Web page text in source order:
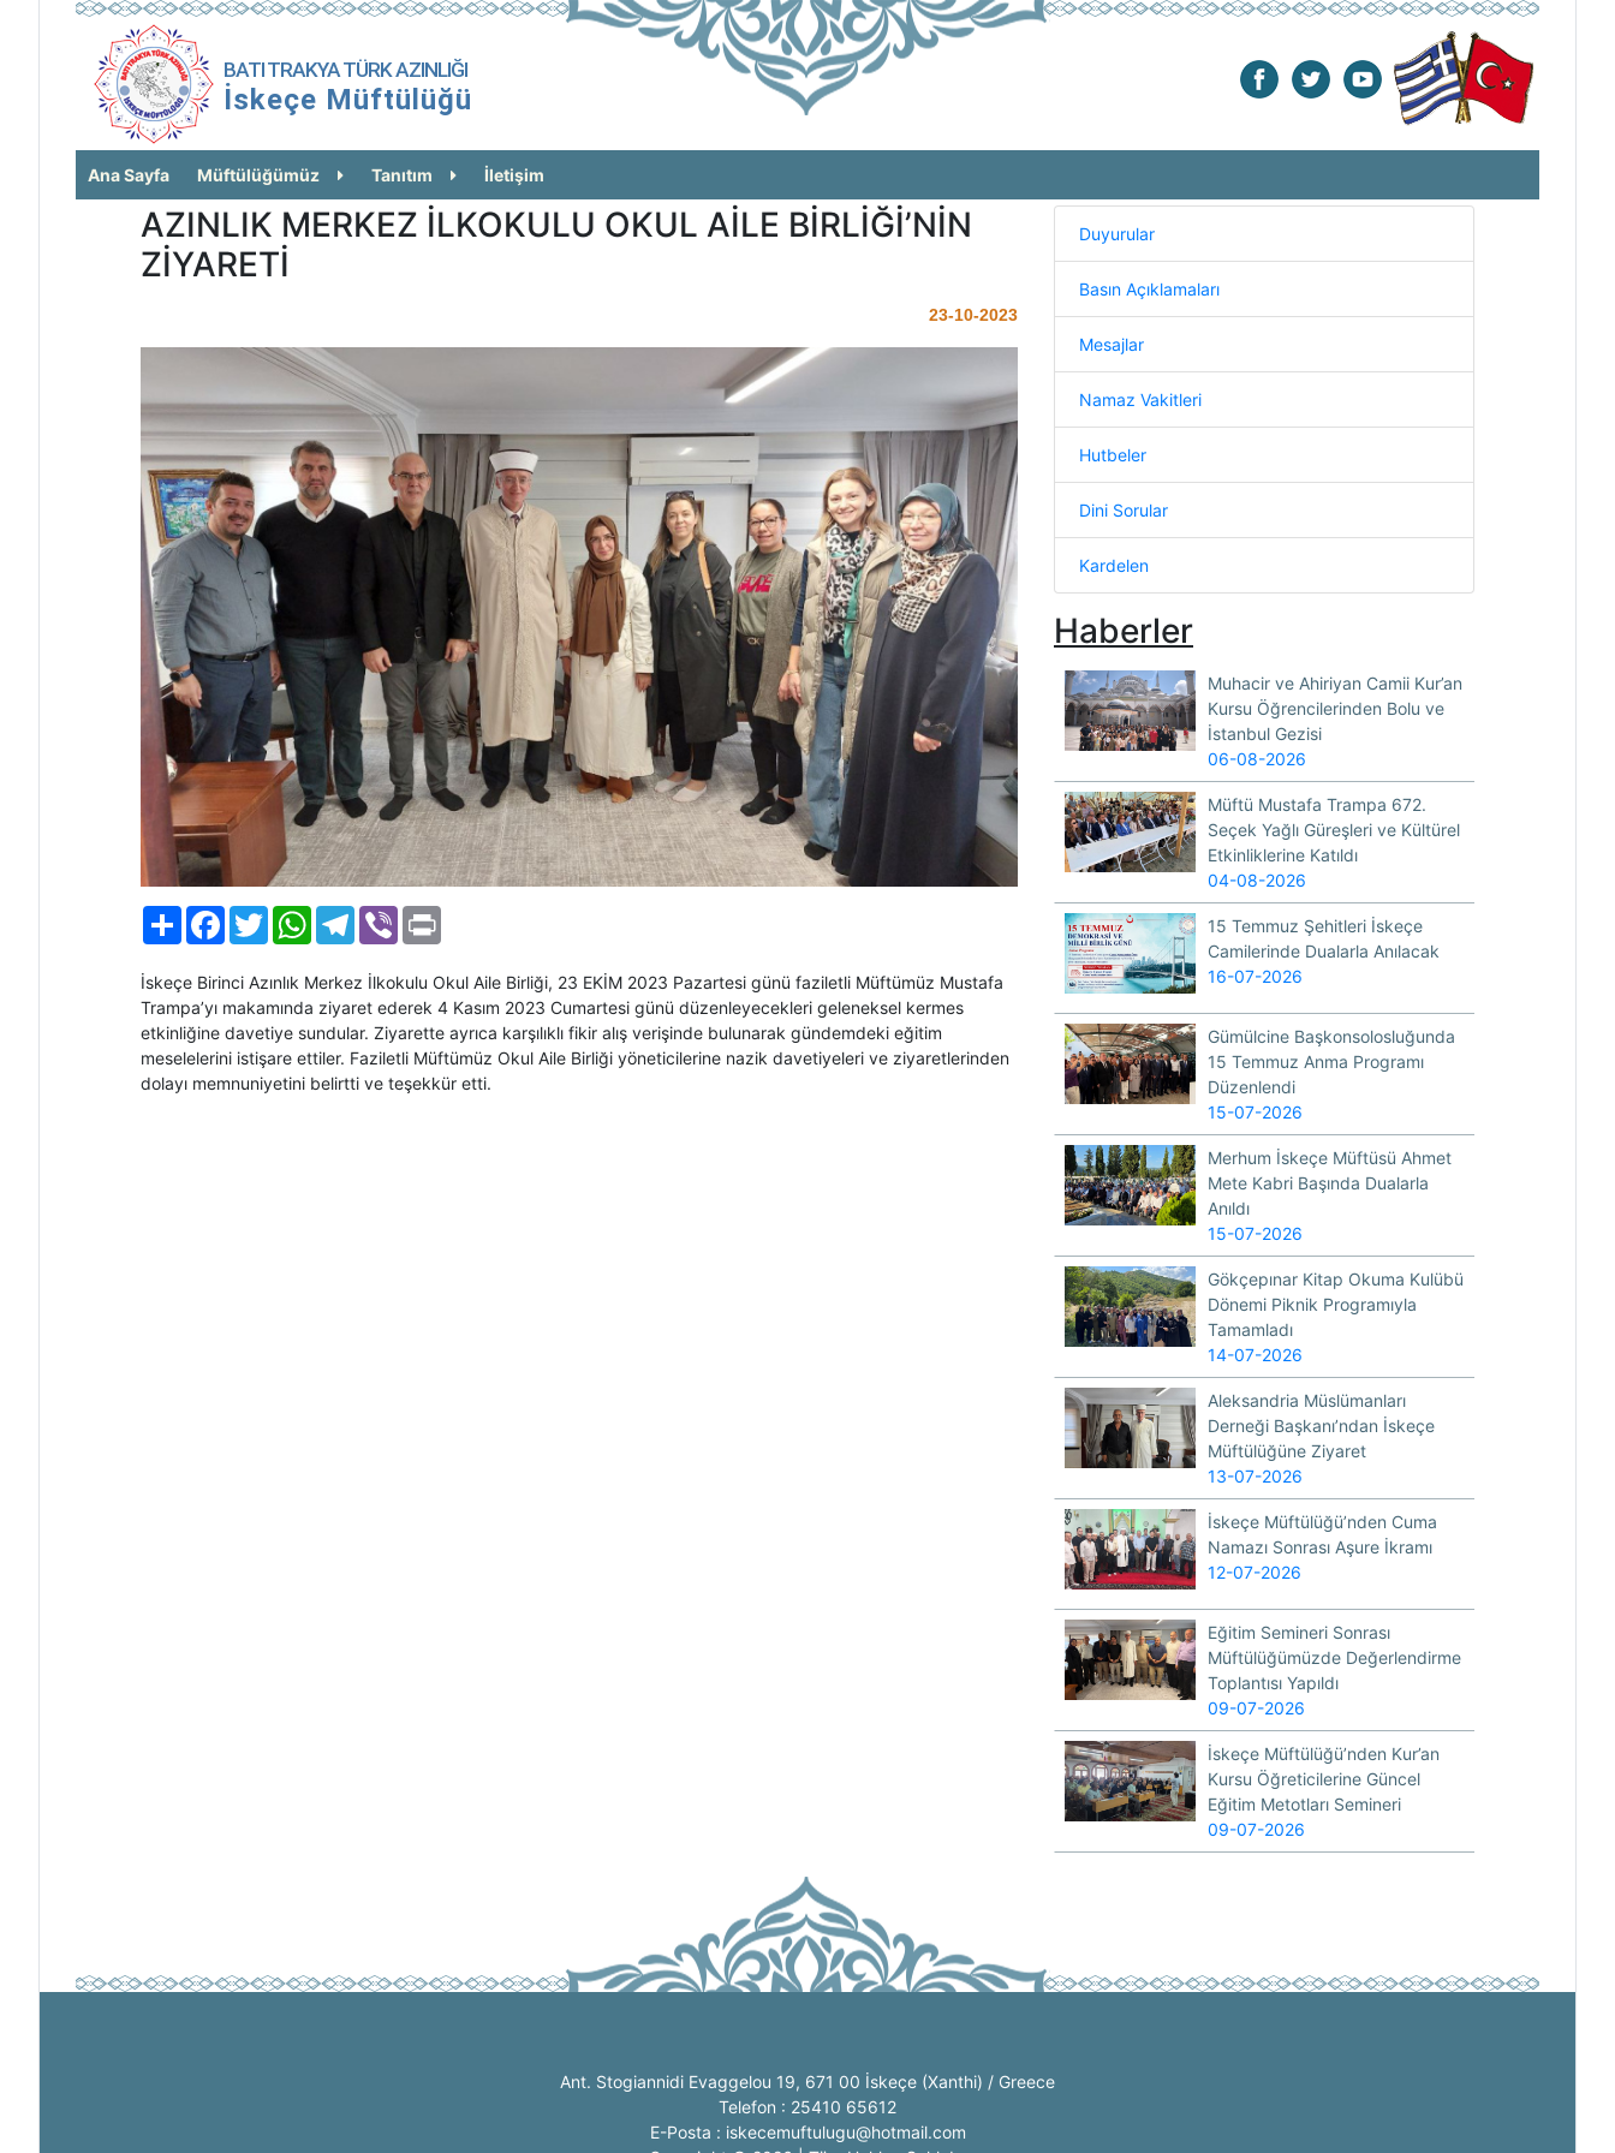
BATI TRAKYA TÜRK AZINLIĞI
İskeçe Müftülüğü
Ana Sayfa Müftülüğümüz Tanıtım İletişim
AZINLIK MERKEZ İLKOKULU OKUL AİLE BİRLİĞİ’NİN
ZİYARETİ
23-10-2023
PaylaşFacebook
TwitterWhatsAppTelegram
Viber
İskeçe Birinci Azınlık Merkez İlkokulu Okul Aile Birliği, 23 EKİM 2023 Pazartesi günü faziletli Müftümüz Mustafa
Trampa’yı makamında ziyaret ederek 4 Kasım 2023 Cumartesi günü düzenleyecekleri geleneksel kermes
etkinliğine davetiye sundular. Ziyarette ayrıca karşılıklı fikir alış verişinde bulunarak gündemdeki eğitim
meselelerini istişare ettiler. Faziletli Müftümüz Okul Aile Birliği yöneticilerine nazik davetiyeleri ve ziyaretlerinden
dolayı memnuniyetini belirtti ve teşekkür etti.
Duyurular
Basın Açıklamaları
Mesajlar
Namaz Vakitleri
Hutbeler
Dini Sorular
Kardelen
Haberler
Muhacir ve Ahiriyan Camii Kur’an
Kursu Öğrencilerinden Bolu ve
İstanbul Gezisi
06-08-2026
Müftü Mustafa Trampa 672.
Seçek Yağlı Güreşleri ve Kültürel
Etkinliklerine Katıldı
04-08-2026
15 Temmuz Şehitleri İskeçe
Camilerinde Dualarla Anılacak
16-07-2026
Gümülcine Başkonsolosluğunda
15 Temmuz Anma Programı
Düzenlendi
15-07-2026
Merhum İskeçe Müftüsü Ahmet
Mete Kabri Başında Dualarla
Anıldı
15-07-2026
Gökçepınar Kitap Okuma Kulübü
Dönemi Piknik Programıyla
Tamamladı
14-07-2026
Aleksandria Müslümanları
Derneği Başkanı’ndan İskeçe
Müftülüğüne Ziyaret
13-07-2026
İskeçe Müftülüğü’nden Cuma
Namazı Sonrası Aşure İkramı
12-07-2026
Eğitim Semineri Sonrası
Müftülüğümüzde Değerlendirme
Toplantısı Yapıldı
09-07-2026
İskeçe Müftülüğü’nden Kur’an
Kursu Öğreticilerine Güncel
Eğitim Metotları Semineri
09-07-2026
Ant. Stogiannidi Evaggelou 19, 671 00 İskeçe (Xanthi) / Greece
Telefon : 25410 65612
E-Posta : iskecemuftulugu@hotmail.com